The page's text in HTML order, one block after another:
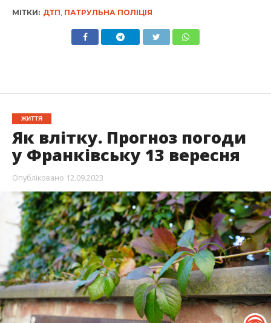
МІТКИ: ДТП ПАТРУЛЬНА ПОЛІЦІЯ
ЖИТТЯ
Як влітку. Прогноз погоди
у Франківську 13 вересня
Опубліковано 12.09.2023